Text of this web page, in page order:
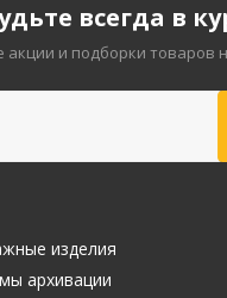
всегда в
акции и подборки товаров
изделия
архивации